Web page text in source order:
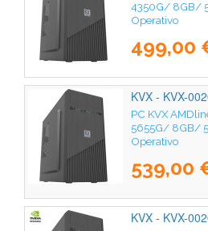
4350G/ 8GB/
Operativo
499,00
KVX - KVX-
PC KVX
5655G/ 8GB/
Operativo
539,00
KVX - KVX-